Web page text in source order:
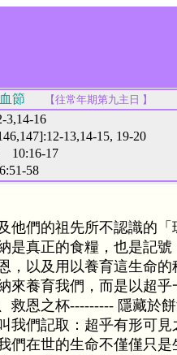
血節 【往常年期第九主日 】
16
13,14-15, 19-20
10:16-17
58
們的祖先所不認識的「
是真正的食糧，也是記
，以及用以養育這生命的
來養育我們，而是以超
救恩之杯--------- 隱藏於
我們記取：超乎有形可
們在世的生命不僅僅只